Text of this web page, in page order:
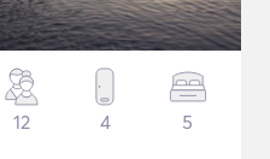
12 4 5